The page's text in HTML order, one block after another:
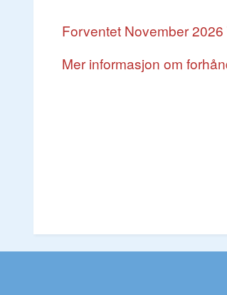
Forventet November 2026
Mer informasjon om